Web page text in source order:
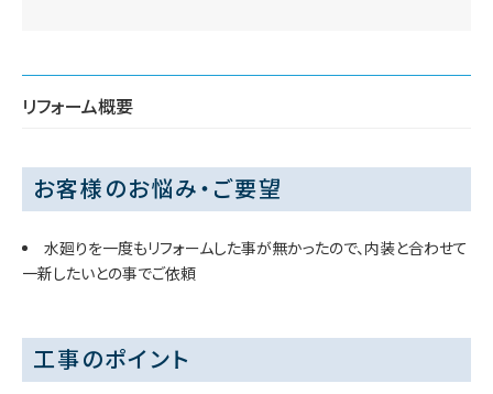
リフォーム概要
お客様のお悩み・ご要望
水廻りを一度もリフォームした事が無かったので、内装と合わせて
一新したいとの事でご依頼
工事のポイント